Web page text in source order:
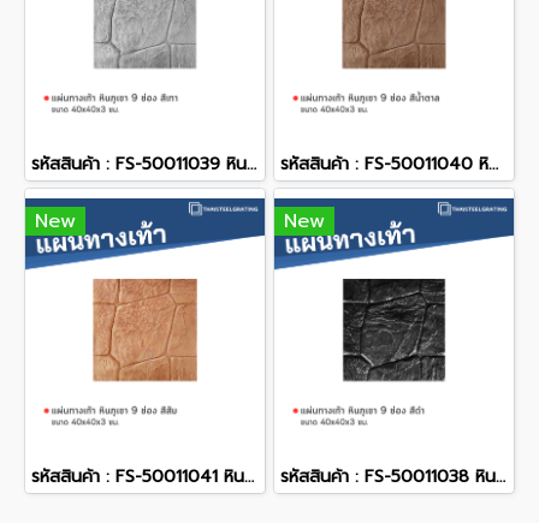
รหัสสินค้า : FS-50011039 หินภูเขา 9 ช่อง สีเทา 40 x 40 x 3 ซม. รหัสสินค้า : FS-50011040 หินภูเขา 9 ช่อง สีน้ำตาล 40 x 40 x 3 ซม.
New
รหัสสินค้า : FS-50011041 หินภูเขา 9 ช่อง สีส้ม 40 x 40 x 3 ซม.
New
รหัสสินค้า : FS-50011038 หินภูเขา 9 ช่อง สีดำ 40 x 40 x 3 ซม.